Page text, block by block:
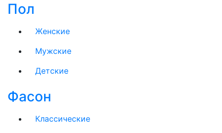
Пол
Женские
Мужские
Детские
Фасон
Классические